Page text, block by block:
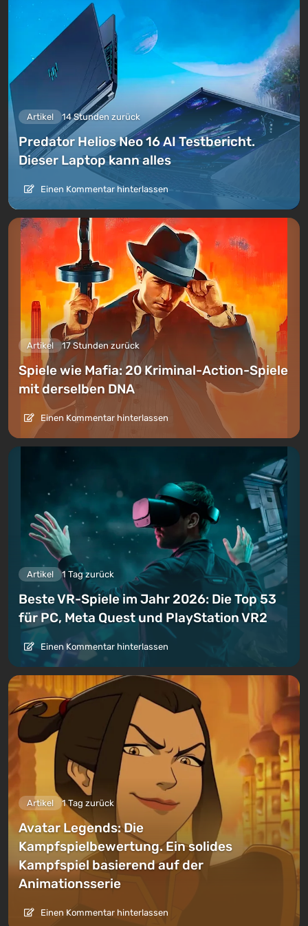
Artikel 14 Stunden zurück
Predator Helios Neo 16 AI Testbericht.
Dieser Laptop kann alles
Einen Kommentar hinterlassen
Artikel 17 Stunden zurück
Spiele wie Mafia: 20 Kriminal-Action-Spiele
mit derselben DNA
Einen Kommentar hinterlassen
Artikel 1 Tag zurück
Beste VR-Spiele im Jahr 2026: Die Top 53
für PC, Meta Quest und PlayStation VR2
Einen Kommentar hinterlassen
Artikel 1 Tag zurück
Avatar Legends: Die
Kampfspielbewertung. Ein solides
Kampfspiel basierend auf der
Animationsserie
Einen Kommentar hinterlassen